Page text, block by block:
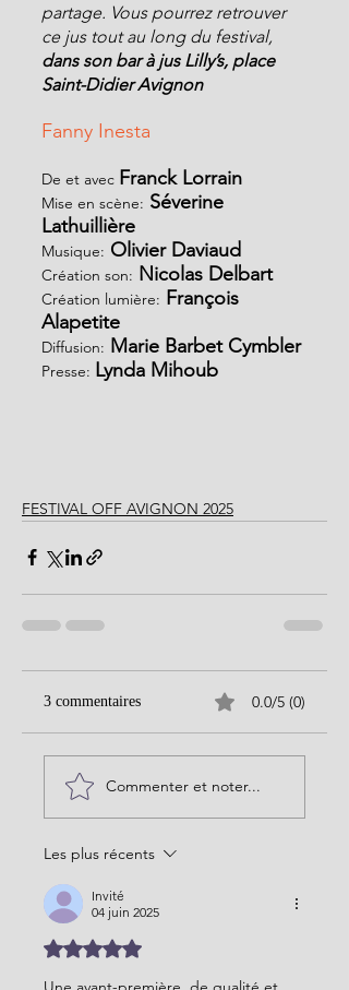
partage. Vous pourrez retrouver
ce jus tout au long du festival,
dans son bar à jus Lilly’s, place
Saint-Didier Avignon
Fanny Inesta
De et avec Franck Lorrain
Mise en scène: Séverine
Lathuillière
Musique: Olivier Daviaud
Création son: Nicolas Delbart
Création lumière: François
Alapetite
Diffusion: Marie Barbet Cymbler
Presse: Lynda Mihoub
FESTIVAL OFF AVIGNON 2025
3 commentaires 0.0/5 (0)
Commenter et noter...
Les plus récents
Invité
04 juin 2025
Noté 5 étoiles sur 5.